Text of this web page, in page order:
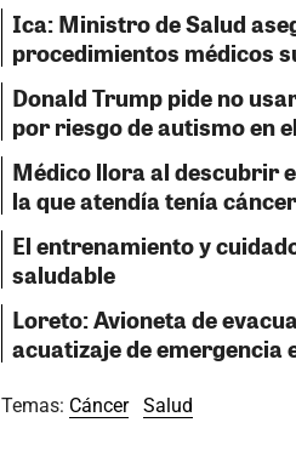
Ica: Ministro de Salud
procedimientos médicos
Donald Trump pide no
por riesgo de autismo en
Médico llora al descubrir
la que atendía tenía
El entrenamiento y
saludable
Loreto: Avioneta de
acuatizaje de emergencia
Temas: Cáncer Salud